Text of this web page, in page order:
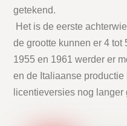
getekend.
Het is de eerste
de grootte kunnen er 4 tot
1955 en 1961 werder er
en de Italiaanse
licentieversies nog langer